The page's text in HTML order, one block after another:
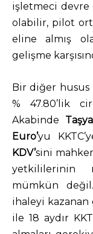
işletmeci devre
olabilir, pilot
eline almış
gelişme
Bir diğer
% 47.80’lik
Akabinde
Euro’yu
KDV’sini
yetkililerinin
mümkün
ihaleyi kazanan
ile 18 aydır